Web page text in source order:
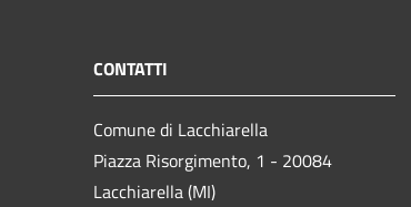
CONTATTI
Comune di Lacchiarella
Piazza Risorgimento, 1 - 20084
Lacchiarella (MI)